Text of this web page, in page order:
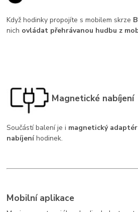
Když hodinky propojíte s mobilem skrze
nich ovládat přehrávanou hudbu z
Magnetické nabíjení
Součástí balení je i magnetický adaptér
nabíjeníhodinek.
Mobilní aplikace